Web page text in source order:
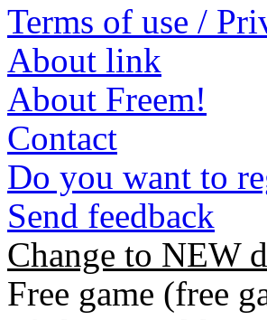
Terms of use /
About link
About Freem!
Contact
Do you want to
Send feedback
Change to NEW
Free game (free